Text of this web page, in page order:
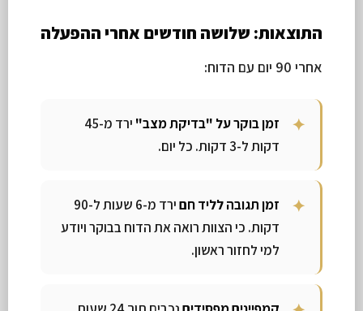
התוצאות: שלושה חודשים אחרי ההפעלה
אחרי 90 יום עם הדוח:
זמן בוקר על "בדיקת מצב"
ירד מ-45
דקות ל-3 דקות. כל יום.
זמן תגובה לליד חם
ירד מ-6 שעות ל-90
דקות. כי הצוות רואה את הדוח בבוקר ויודע
למי לחזור ראשון.